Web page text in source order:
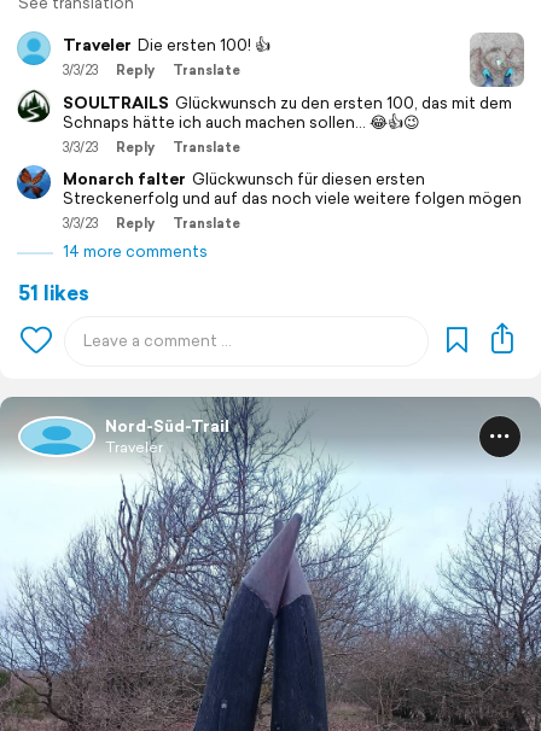
Traveler Die ersten 100! 👍
3/3/23 Reply Translate
SOULTRAILS Glückwunsch zu den ersten 100, das mit dem
Schnaps hätte ich auch machen sollen... 😂👍😉
3/3/23 Reply Translate
Monarch falter Glückwunsch für diesen ersten
Streckenerfolg und auf das noch viele weitere folgen mögen
3/3/23 Reply Translate
14 more comments
51 likes
Nord-Süd-Trail
Traveler